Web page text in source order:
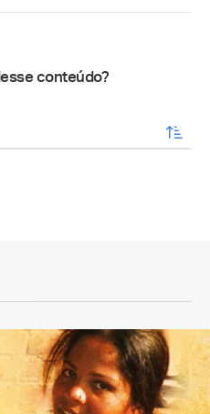
conteúdo?
enviar